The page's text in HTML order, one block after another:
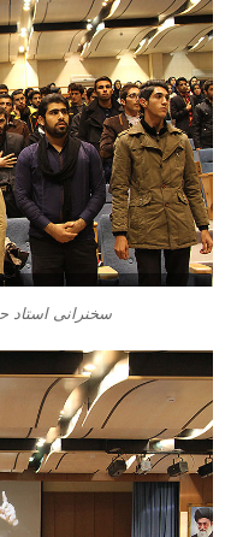
سخنرانی استاد